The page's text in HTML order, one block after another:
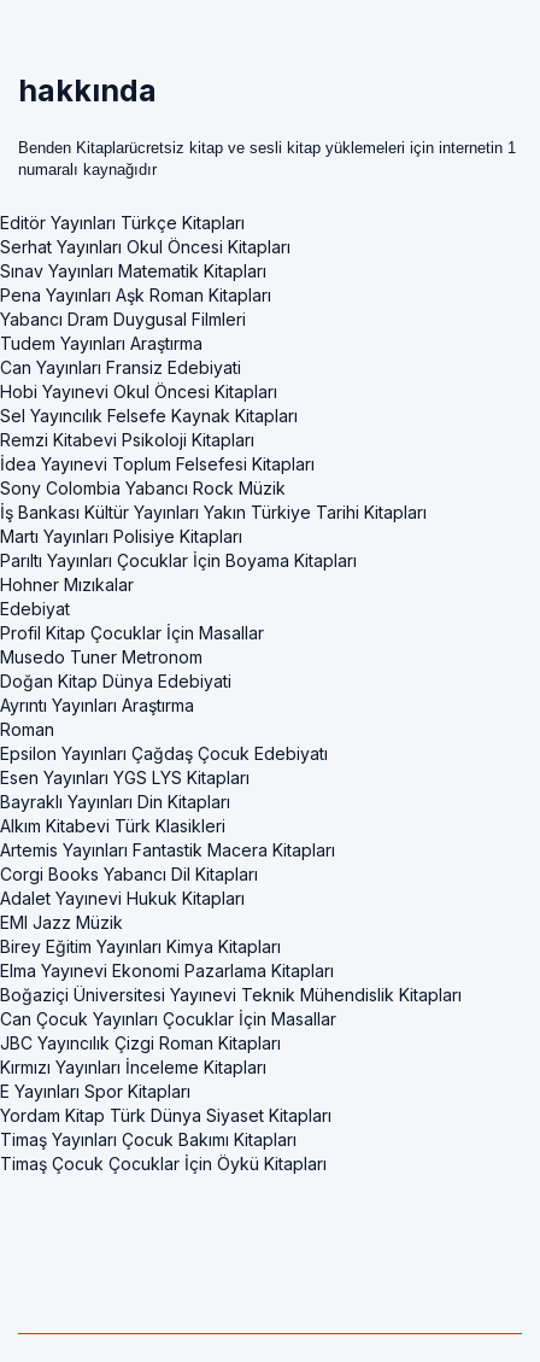
hakkında
Benden Kitaplarücretsiz kitap ve sesli kitap yüklemeleri için internetin 1
numaralı kaynağıdır
Editör Yayınları Türkçe Kitapları
Serhat Yayınları Okul Öncesi Kitapları
Sınav Yayınları Matematik Kitapları
Pena Yayınları Aşk Roman Kitapları
Yabancı Dram Duygusal Filmleri
Tudem Yayınları Araştırma
Can Yayınları Fransiz Edebiyati
Hobi Yayınevi Okul Öncesi Kitapları
Sel Yayıncılık Felsefe Kaynak Kitapları
Remzi Kitabevi Psikoloji Kitapları
İdea Yayınevi Toplum Felsefesi Kitapları
Sony Colombia Yabancı Rock Müzik
İş Bankası Kültür Yayınları Yakın Türkiye Tarihi Kitapları
Martı Yayınları Polisiye Kitapları
Parıltı Yayınları Çocuklar İçin Boyama Kitapları
Hohner Mızıkalar
Edebiyat
Profil Kitap Çocuklar İçin Masallar
Musedo Tuner Metronom
Doğan Kitap Dünya Edebiyati
Ayrıntı Yayınları Araştırma
Roman
Epsilon Yayınları Çağdaş Çocuk Edebiyatı
Esen Yayınları YGS LYS Kitapları
Bayraklı Yayınları Din Kitapları
Alkım Kitabevi Türk Klasikleri
Artemis Yayınları Fantastik Macera Kitapları
Corgi Books Yabancı Dil Kitapları
Adalet Yayınevi Hukuk Kitapları
EMI Jazz Müzik
Birey Eğitim Yayınları Kimya Kitapları
Elma Yayınevi Ekonomi Pazarlama Kitapları
Boğaziçi Üniversitesi Yayınevi Teknik Mühendislik Kitapları
Can Çocuk Yayınları Çocuklar İçin Masallar
JBC Yayıncılık Çizgi Roman Kitapları
Kırmızı Yayınları İnceleme Kitapları
E Yayınları Spor Kitapları
Yordam Kitap Türk Dünya Siyaset Kitapları
Timaş Yayınları Çocuk Bakımı Kitapları
Timaş Çocuk Çocuklar İçin Öykü Kitapları